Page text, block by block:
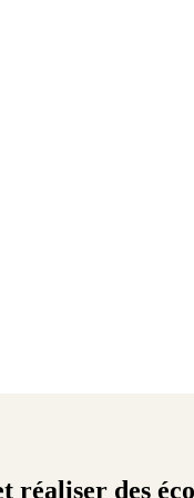
réaliser des